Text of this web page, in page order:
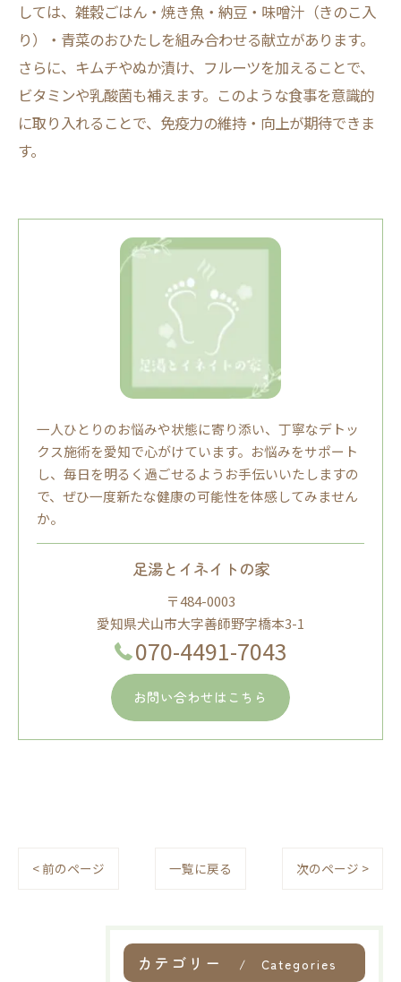
しては、雑穀ごはん・焼き魚・納豆・味噌汁（きのこ入
り）・青菜のおひたしを組み合わせる献立があります。
さらに、キムチやぬか漬け、フルーツを加えることで、
ビタミンや乳酸菌も補えます。このような食事を意識的
に取り入れることで、免疫力の維持・向上が期待できま
す。
一人ひとりのお悩みや状態に寄り添い、丁寧なデトッ
クス施術を愛知で心がけています。お悩みをサポート
し、毎日を明るく過ごせるようお手伝いいたしますの
で、ぜひ一度新たな健康の可能性を体感してみません
か。
足湯とイネイトの家
〒484-0003
愛知県犬山市大字善師野字橋本3-1
070-4491-7043
お問い合わせはこちら
< 前のページ 一覧に戻る 次のページ >
カテゴリー Categories